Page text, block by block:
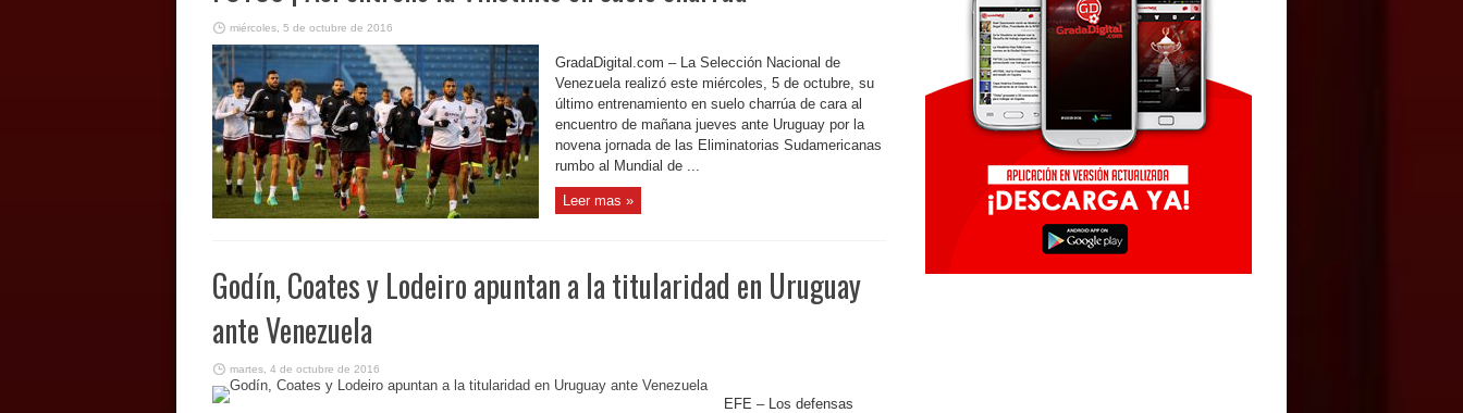
miércoles, 5 de octubre de 2016
GradaDigital.com – La Selección Nacional de
Venezuela realizó este miércoles, 5 de octubre, su
último entrenamiento en suelo charrúa de cara al
encuentro de mañana jueves ante Uruguay por la
novena jornada de las Eliminatorias Sudamericanas
rumbo al Mundial de ...
Leer mas »
Godín, Coates y Lodeiro apuntan a la titularidad en Uruguay
ante Venezuela
martes, 4 de octubre de 2016
EFE – Los defensas